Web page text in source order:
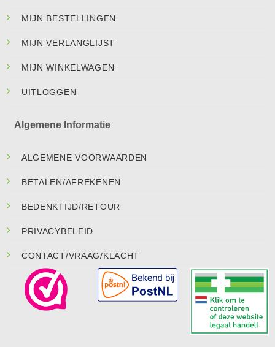
MIJN BESTELLINGEN
MIJN VERLANGLIJST
MIJN WINKELWAGEN
UITLOGGEN
Algemene Informatie
ALGEMENE VOORWAARDEN
BETALEN/AFREKENEN
BEDENKTIJD/RETOUR
PRIVACYBELEID
CONTACT/VRAAG/KLACHT